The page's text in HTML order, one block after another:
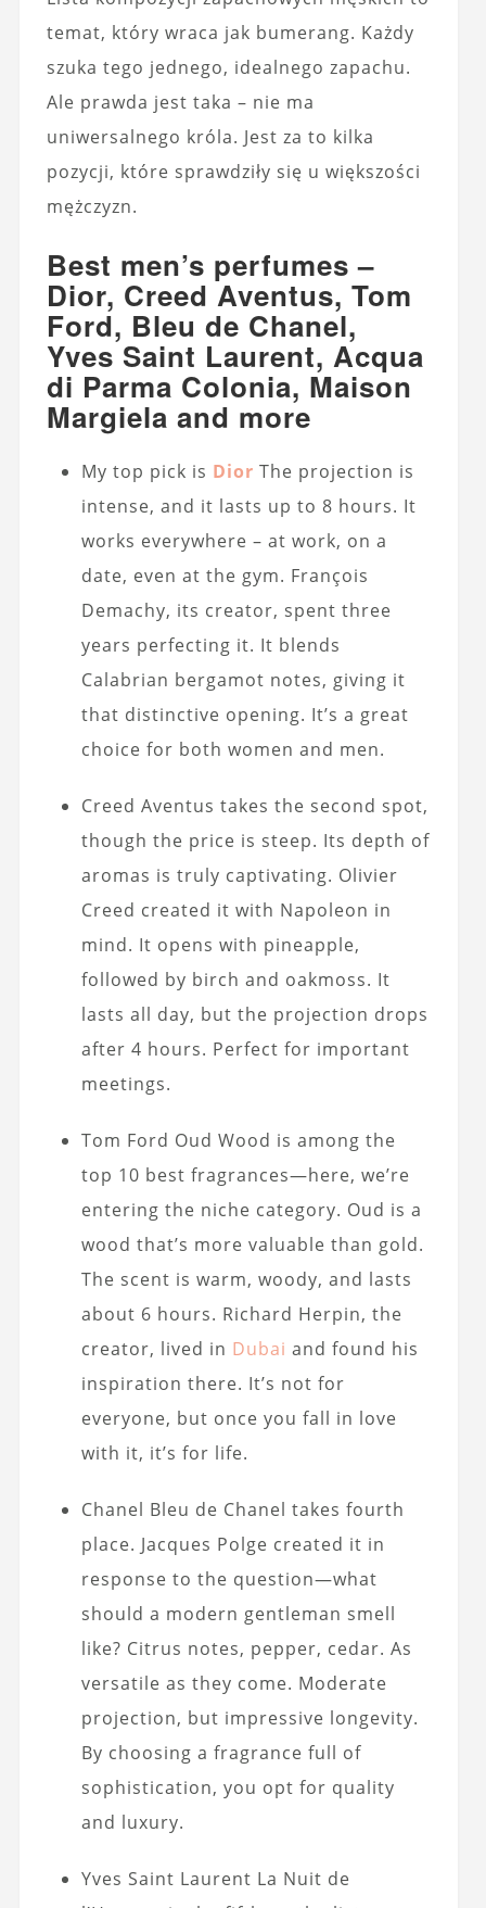
temat, który wraca jak bumerang. Każdy
szuka tego jednego, idealnego zapachu.
Ale prawda jest taka – nie ma
uniwersalnego króla. Jest za to kilka
pozycji, które sprawdziły się u większości
mężczyzn.
Best men’s perfumes –
Dior, Creed Aventus, Tom
Ford, Bleu de Chanel,
Yves Saint Laurent, Acqua
di Parma Colonia, Maison
Margiela and more
My top pick is Dior The projection is
intense, and it lasts up to 8 hours. It
works everywhere – at work, on a
date, even at the gym. François
Demachy, its creator, spent three
years perfecting it. It blends
Calabrian bergamot notes, giving it
that distinctive opening. It’s a great
choice for both women and men.
Creed Aventus takes the second spot,
though the price is steep. Its depth of
aromas is truly captivating. Olivier
Creed created it with Napoleon in
mind. It opens with pineapple,
followed by birch and oakmoss. It
lasts all day, but the projection drops
after 4 hours. Perfect for important
meetings.
Tom Ford Oud Wood is among the
top 10 best fragrances—here, we’re
entering the niche category. Oud is a
wood that’s more valuable than gold.
The scent is warm, woody, and lasts
about 6 hours. Richard Herpin, the
creator, lived in Dubai and found his
inspiration there. It’s not for
everyone, but once you fall in love
with it, it’s for life.
Chanel Bleu de Chanel takes fourth
place. Jacques Polge created it in
response to the question—what
should a modern gentleman smell
like? Citrus notes, pepper, cedar. As
versatile as they come. Moderate
projection, but impressive longevity.
By choosing a fragrance full of
sophistication, you opt for quality
and luxury.
Yves Saint Laurent La Nuit de